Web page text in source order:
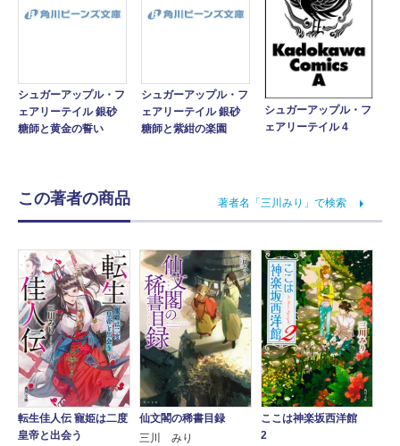
シュガーアップル・フ
ェアリーテイル 銀砂
糖師と黄金の誓い
シュガーアップル・フ
ェアリーテイル 銀砂
糖師と紫紺の楽園
シュガーアップル・フ
ェアリーテイル 4
この著者の商品 著者名「三川みり」で検索
転生佳人伝 寵姫は二度
皇帝と出会う
仙文閣の稀書目録
三川 みり
ここは神楽坂西洋館
2